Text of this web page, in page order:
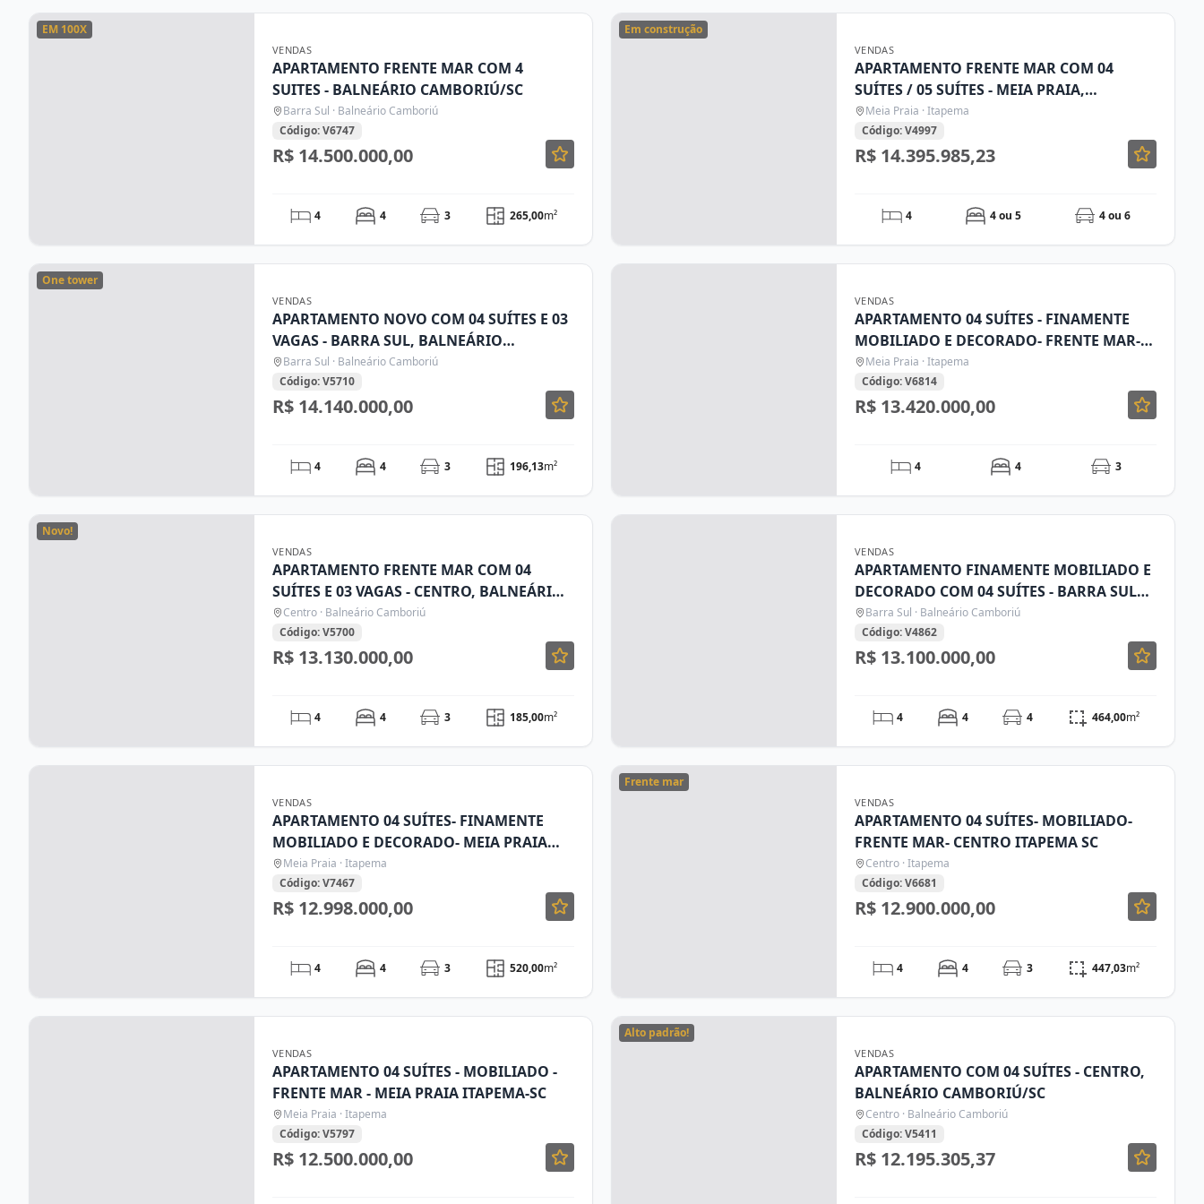
EM 100X
VENDAS
APARTAMENTO FRENTE MAR COM 4
SUITES - BALNEÁRIO CAMBORIÚ/SC
Barra Sul · Balneário Camboriú
Código: V6747
R$ 14.500.000,00
4 4 3 265,00m²
Em construção
VENDAS
APARTAMENTO FRENTE MAR COM 04
SUÍTES / 05 SUÍTES - MEIA PRAIA,
ITAPEMA/SC
Meia Praia · Itapema
Código: V4997
R$ 14.395.985,23
4 4 ou 5 4 ou 6
One tower
VENDAS
APARTAMENTO NOVO COM 04 SUÍTES E 03
VAGAS - BARRA SUL, BALNEÁRIO
CAMBORIÚ/SC
Barra Sul · Balneário Camboriú
Código: V5710
R$ 14.140.000,00
4 4 3 196,13m²
VENDAS
APARTAMENTO 04 SUÍTES - FINAMENTE
MOBILIADO E DECORADO- FRENTE MAR-
MEIA PRAIA ITAPEMA SC
Meia Praia · Itapema
Código: V6814
R$ 13.420.000,00
4 4 3
Novo!
VENDAS
APARTAMENTO FRENTE MAR COM 04
SUÍTES E 03 VAGAS - CENTRO, BALNEÁRIO
CAMBORIÚ/SC
Centro · Balneário Camboriú
Código: V5700
R$ 13.130.000,00
4 4 3 185,00m²
VENDAS
APARTAMENTO FINAMENTE MOBILIADO E
DECORADO COM 04 SUÍTES - BARRA SUL
BALNEARIO CAMBORIU
Barra Sul · Balneário Camboriú
Código: V4862
R$ 13.100.000,00
4 4 4 464,00m²
VENDAS
APARTAMENTO 04 SUÍTES- FINAMENTE
MOBILIADO E DECORADO- MEIA PRAIA
ITAPEMA SC
Meia Praia · Itapema
Código: V7467
R$ 12.998.000,00
4 4 3 520,00m²
Frente mar
VENDAS
APARTAMENTO 04 SUÍTES- MOBILIADO-
FRENTE MAR- CENTRO ITAPEMA SC
Centro · Itapema
Código: V6681
R$ 12.900.000,00
4 4 3 447,03m²
VENDAS
APARTAMENTO 04 SUÍTES - MOBILIADO -
FRENTE MAR - MEIA PRAIA ITAPEMA-SC
Meia Praia · Itapema
Código: V5797
R$ 12.500.000,00
Alto padrão!
VENDAS
APARTAMENTO COM 04 SUÍTES - CENTRO,
BALNEÁRIO CAMBORIÚ/SC
Centro · Balneário Camboriú
Código: V5411
R$ 12.195.305,37